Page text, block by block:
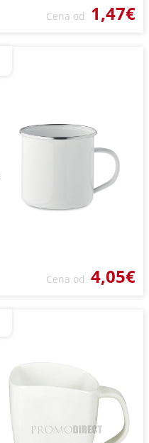
Cena od 1,47€
Cena od 4,05€